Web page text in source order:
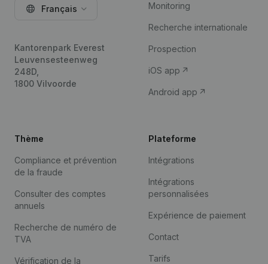
Français
Kantorenpark Everest
Leuvensesteenweg
248D,
1800 Vilvoorde
Monitoring
Recherche internationale
Prospection
iOS app
Android app
Thème
Compliance et prévention
de la fraude
Consulter des comptes
annuels
Recherche de numéro de
TVA
Vérification de la
Plateforme
Intégrations
Intégrations
personnalisées
Expérience de paiement
Contact
Tarifs